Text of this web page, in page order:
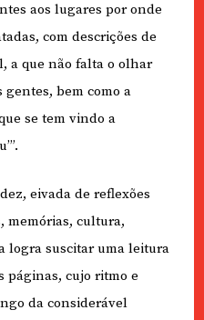
aos lugares por onde
com descrições de
a que não falta o olhar
bem como a
se tem vindo a
eivada de reflexões
memórias, cultura,
logra suscitar uma leitura
páginas, cujo ritmo e
da considerável